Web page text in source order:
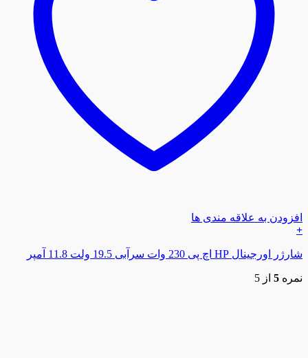
افزودن به علاقه مندی ها
+
شارژر اورجینال HP اچ پی 230 وات سرآبی 19.5 ولت 11.8 آمپر
نمره 5 از 5